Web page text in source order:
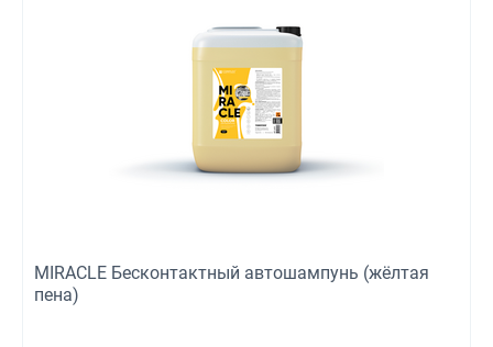
MIRACLE Бесконтактный автошампунь (жёлтая
пена)